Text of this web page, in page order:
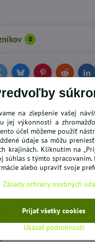
0
BlueskyPinterestReddit
TOVAR
na zlepšenie vašej
jej výkonnosti a
účel môžeme použiť
údaje sa môžu
krajinách. Kliknutím na
súhlas s týmto spracovaním.
alebo upraviť svoje
Zásady ochrany osobných
Ukázať podrobnosti
Prijať všetky cookies